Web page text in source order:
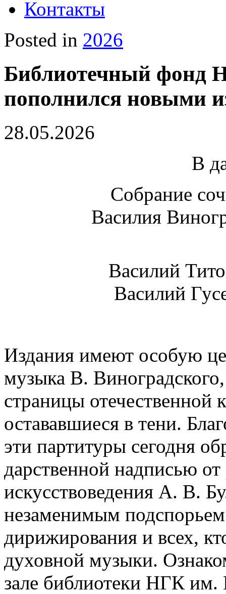
Контакты
Posted in 2026
Библиотечный фонд
пополнился новыми
28.05.2026
В
Собрание
Василия
Василий
Василий
Издания имеют особую
музыка В.
страницы
остававшиеся в тени.
эти партитуры сегодня
дарственной надписью от
искусствоведения А. В.
незаменимым
дирижирования и всех,
духовной музыки.
зале библиотеки НГК им.